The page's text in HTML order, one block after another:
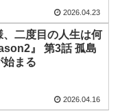
2026.04.23
、二度目の人生は何
』 第3話 孤島
始まる
2026.04.16